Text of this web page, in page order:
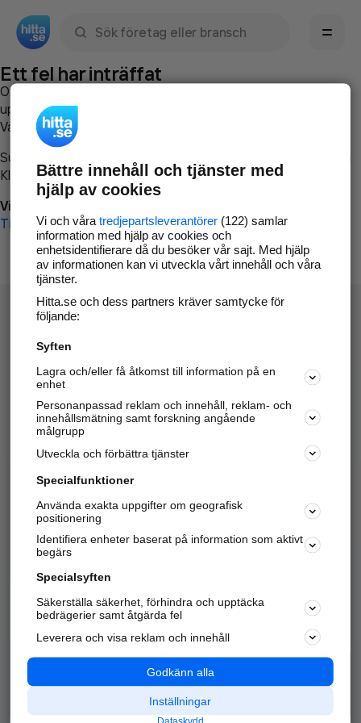
Ett fel har inträffat
Om du vill kan du
uppstod så att vi lättare och snabbare kan avhjälpa det.
Vänligen försök med följande:
Surfa till
Klicka påTillbaka-knappen i webbläsaren och försök igen
Vi beklagar besväret!
Till startsidan
Hitta.se - Gratis nummerupplysning.
Sök företag, personer och platser.
Hitta telefonnummer, adresser, företagsinfo mm.
Marknadsför företaget
Kom igång och annonsera mot
samarbetspartners nära dig.
Alla kategorier
Populära sökningar
API & Kartor
Annonsera
Integritet
Nödnummer
Bättre innehåll och tjänster med
hjälp av cookies
Vi och våra tredjepartsleverantörer(122) samlar
information med hjälp av cookies och
enhetsidentifierare då du besöker vår sajt. Med hjälp
av informationen kan vi utveckla vårt innehåll och våra
tjänster.
Hitta.se och dess partners kräver samtycke för
följande:
Syften
Lagra och/eller få åtkomst till information på en
enhet
Personanpassad reklam och innehåll, reklam- och
innehållsmätning samt forskning angående
målgrupp
Utveckla och förbättra tjänster
Specialfunktioner
Använda exakta uppgifter om geografisk
positionering
Identifiera enheter baserat på information som aktivt
begärs
Specialsyften
Säkerställa säkerhet, förhindra och upptäcka
bedrägerier samt åtgärda fel
Leverera och visa reklam och innehåll
Godkänn alla
Inställningar
Dataskydd